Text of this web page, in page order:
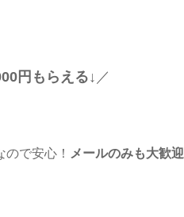
円もらえる↓ ／
で安心！ メールのみも大歓迎